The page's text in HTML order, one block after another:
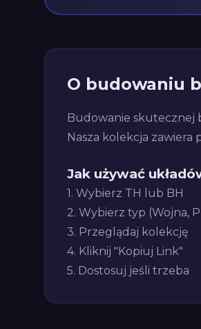
O budowaniu
Budowanie skutecznej
Nasza kolekcja
Jak używać
1. Wybierz TH lub BH
2. Wybierz typ (Wojna,
3. Przeglądaj kolekcję
4. Kliknij "Kopiuj Link"
5. Dostosuj jeśli trzeba